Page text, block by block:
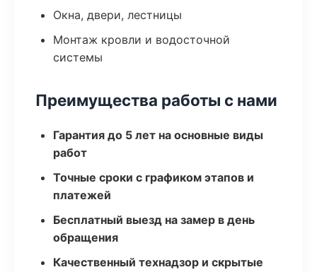
Окна, двери, лестницы
Монтаж кровли и водосточной
системы
Преимущества работы с нами
Гарантия до 5 лет на основные виды
работ
Точные сроки с графиком этапов и
платежей
Бесплатный выезд на замер в день
обращения
Качественный технадзор и скрытые